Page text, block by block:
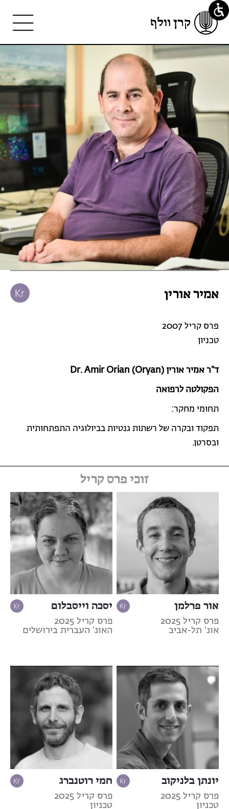
אמיר אורין
פרס קריל 2007
טכניון
ד"ר אמיר אורין Dr. Amir Orian (Oryan)
הפקולטה לרפואה
תחומי מחקר:
תפקוד ובקרה של רשתות גנטיות בביולוגיה התפתחותית
ובסרטן.
זוכי פרס קריל
אור פרלמן
פרס קריל 2025
אונ' תל-אביב
יסכה וייסבלום
פרס קריל 2025
האונ' העברית בירושלים
יונתן בלניקוב
פרס קריל 2025
טכניון
חמי רוטנברג
פרס קריל 2025
טכניון